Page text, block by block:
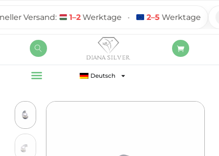
Deutsch
Versand: 1–2 Werktage • 2–5Werktage